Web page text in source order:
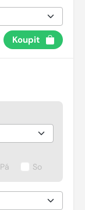
Koupit
Pá So